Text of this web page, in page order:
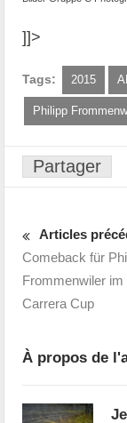
]]>
Tags: 2015
Philipp
Partager
Articles
Comeback für
Frommenwiler
Carrera Cup
À propos de